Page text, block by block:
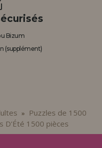
Bizum
(supplément)
»
Puzzles de 1500
D'Été 1500 pièces